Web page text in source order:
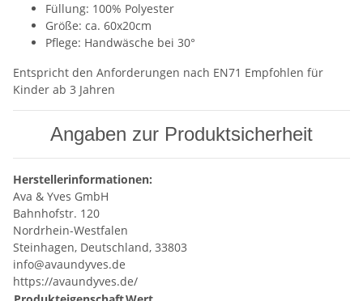
Füllung: 100% Polyester
Größe: ca. 60x20cm
Pflege: Handwäsche bei 30°
Entspricht den Anforderungen nach EN71 Empfohlen für
Kinder ab 3 Jahren
Angaben zur Produktsicherheit
Herstellerinformationen:
Ava & Yves GmbH
Bahnhofstr. 120
Nordrhein-Westfalen
Steinhagen, Deutschland, 33803
info@avaundyves.de
https://avaundyves.de/